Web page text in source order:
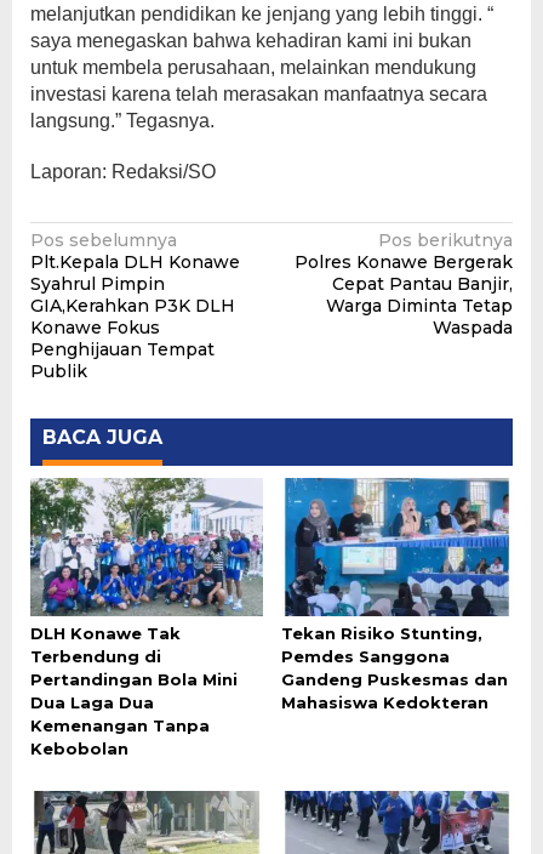
melanjutkan pendidikan ke jenjang yang lebih tinggi. “
saya menegaskan bahwa kehadiran kami ini bukan
untuk membela perusahaan, melainkan mendukung
investasi karena telah merasakan manfaatnya secara
langsung.” Tegasnya.
Laporan: Redaksi/SO
Navigasi
pos
Pos sebelumnya
Plt.Kepala DLH Konawe
Syahrul Pimpin
GIA,Kerahkan P3K DLH
Konawe Fokus
Penghijauan Tempat
Publik
Pos berikutnya
Polres Konawe Bergerak
Cepat Pantau Banjir,
Warga Diminta Tetap
Waspada
BACA JUGA
DLH Konawe Tak
Terbendung di
Pertandingan Bola Mini
Dua Laga Dua
Kemenangan Tanpa
Kebobolan
Tekan Risiko Stunting,
Pemdes Sanggona
Gandeng Puskesmas dan
Mahasiswa Kedokteran